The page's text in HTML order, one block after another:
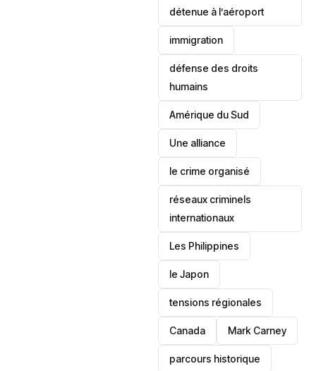
détenue à l’aéroport
immigration
défense des droits
humains
‎Amérique du Sud
Une alliance
le crime organisé
réseaux criminels
internationaux
‎Les Philippines
le Japon
tensions régionales
Canada Mark Carney
parcours historique